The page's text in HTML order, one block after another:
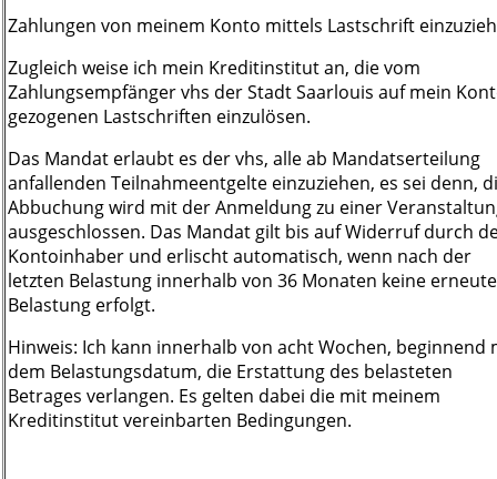
Zahlungen von meinem Konto mittels Lastschrift
Zugleich weise ich mein Kreditinstitut an, die vom
Zahlungsempfänger vhs der Stadt Saarlouis auf mein
gezogenen Lastschriften einzulösen.
Das Mandat erlaubt es der vhs, alle ab Mandatserteilung
anfallenden Teilnahmeentgelte einzuziehen, es sei denn,
Abbuchung wird mit der Anmeldung zu einer
ausgeschlossen. Das Mandat gilt bis auf Widerruf durch
Kontoinhaber und erlischt automatisch, wenn nach der
letzten Belastung innerhalb von 36 Monaten keine erneute
Belastung erfolgt.
Hinweis: Ich kann innerhalb von acht Wochen, beginnend
dem Belastungsdatum, die Erstattung des belasteten
Betrages verlangen. Es gelten dabei die mit meinem
Kreditinstitut vereinbarten Bedingungen.